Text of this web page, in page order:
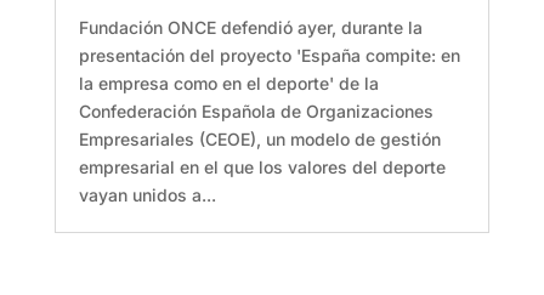
Fundación ONCE defendió ayer, durante la
presentación del proyecto 'España compite: en
la empresa como en el deporte' de la
Confederación Española de Organizaciones
Empresariales (CEOE), un modelo de gestión
empresarial en el que los valores del deporte
vayan unidos a...